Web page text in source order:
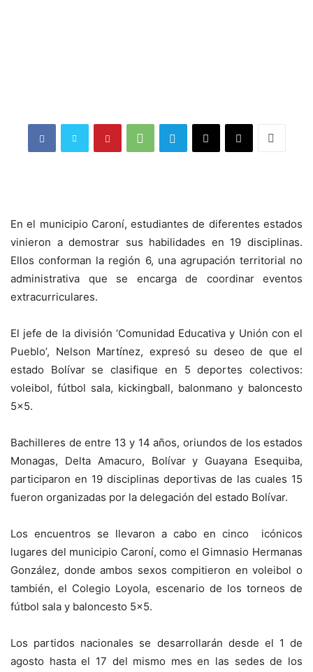
En el municipio Caroní, estudiantes de diferentes estados
vinieron a demostrar sus habilidades en 19 disciplinas.
Ellos conforman la región 6, una agrupación territorial no
administrativa que se encarga de coordinar eventos
extracurriculares.
El jefe de la división ‘Comunidad Educativa y Unión con el
Pueblo’, Nelson Martínez, expresó su deseo de que el
estado Bolívar se clasifique en 5 deportes colectivos:
voleibol, fútbol sala, kickingball, balonmano y baloncesto
5×5.
Bachilleres de entre 13 y 14 años, oriundos de los estados
Monagas, Delta Amacuro, Bolívar y Guayana Esequiba,
participaron en 19 disciplinas deportivas de las cuales 15
fueron organizadas por la delegación del estado Bolívar.
Los encuentros se llevaron a cabo en cinco icónicos
lugares del municipio Caroní, como el Gimnasio Hermanas
González, donde ambos sexos compitieron en voleibol o
también, el Colegio Loyola, escenario de los torneos de
fútbol sala y baloncesto 5×5.
Los partidos nacionales se desarrollarán desde el 1 de
agosto hasta el 17 del mismo mes en las sedes de los